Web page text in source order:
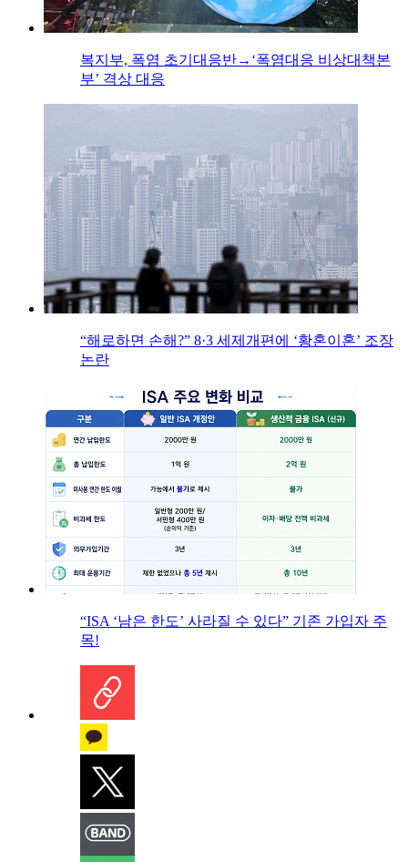
복지부, 폭염 초기대응반→‘폭염대응 비상대책본
부’ 격상 대응
“해로하면 손해?” 8·3 세제개편에 ‘황혼이혼’ 조장
논란
“ISA ‘남은 한도’ 사라질 수 있다” 기존 가입자 주
목!